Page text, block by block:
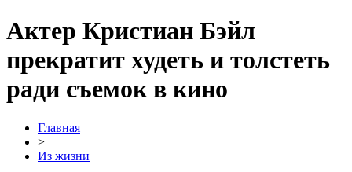
Актер Кристиан Бэйл
прекратит худеть и толстеть
ради съемок в кино
Главная
>
Из жизни